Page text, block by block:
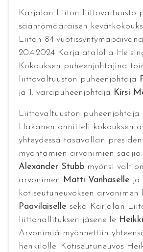
Karjalan Liiton liittovaltuusto
sääntömääräisen
Liiton 84-
20.4.2024 Karjalatalolla
Kokouksen puheenjohtajina
liittovaltuuston puheenjohtaja
ja 1. varapuheenjohtaja Kirsi
Liittovaltuuston puheenjohtaja
Hakanen onnitteli kokouksen
yhteydessä tasavallan
myöntämien arvonimien
Alexander Stubbmyönsi
arvonimen Matti Vanhaselle ja
kotiseutuneuvoksen arvonimen
Paavilaiselle sekä Karjalan
liittohallituksen jäsenelle
Arvonimiä myönnettiin
henkilölle. Kotiseutuneuvos